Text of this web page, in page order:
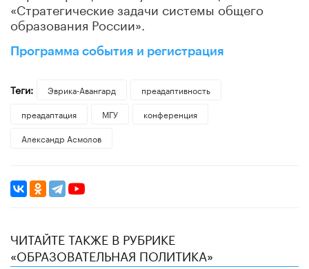
«Стратегические задачи системы общего
образования России».
Программа события и регистрация
Теги: Эврика-Авангард
преадаптивность
преадаптация
МГУ
конференция
Александр Асмолов
ЧИТАЙТЕ ТАКЖЕ В РУБРИКЕ
«ОБРАЗОВАТЕЛЬНАЯ ПОЛИТИКА»